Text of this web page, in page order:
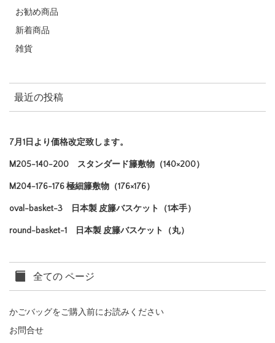
お勧め商品
新着商品
雑貨
最近の投稿
7月1日より価格改定致します。
M205-140-200 スタンダード籐敷物（140×200）
M204-176-176 極細籐敷物（176×176）
oval-basket-3 日本製 皮籐バスケット（1本手）
round-basket-1 日本製 皮籐バスケット（丸）
全ての ページ
かごバッグをご購入前にお読みください
お問合せ